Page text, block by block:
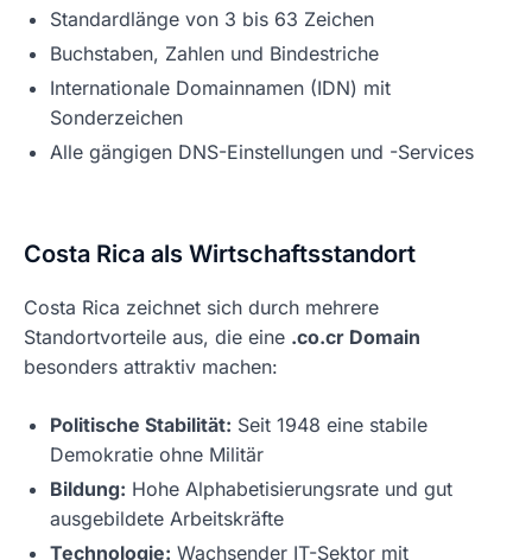
Standardlänge von 3 bis 63 Zeichen
Buchstaben, Zahlen und Bindestriche
Internationale Domainnamen (IDN) mit
Sonderzeichen
Alle gängigen DNS-Einstellungen und -Services
Costa Rica als Wirtschaftsstandort
Costa Rica zeichnet sich durch mehrere
Standortvorteile aus, die eine .co.cr Domain
besonders attraktiv machen:
Politische Stabilität: Seit 1948 eine stabile
Demokratie ohne Militär
Bildung: Hohe Alphabetisierungsrate und gut
ausgebildete Arbeitskräfte
Technologie: Wachsender IT-Sektor mit